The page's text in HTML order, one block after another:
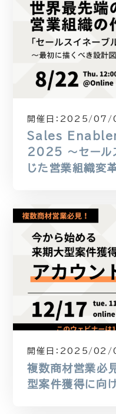
開催日： 2025/07/
Sales
2025 〜セール
じた営業組織変
開催日： 2025/02/
複数商材営業必
型案件獲得に向